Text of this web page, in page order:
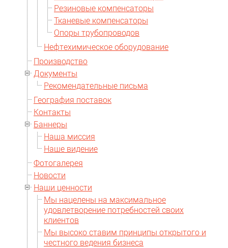
Резиновые компенсаторы
Тканевые компенсаторы
Опоры трубопроводов
Нефтехимическое оборудование
Производство
Документы
Рекомендательные письма
География поставок
Контакты
Баннеры
Наша миссия
Наше видение
Фотогалерея
Новости
Наши ценности
Мы нацелены на максимальное
удовлетворение потребностей своих
клиентов
Мы высоко ставим принципы открытого и
честного ведения бизнеса